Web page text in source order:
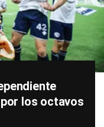
los octavos